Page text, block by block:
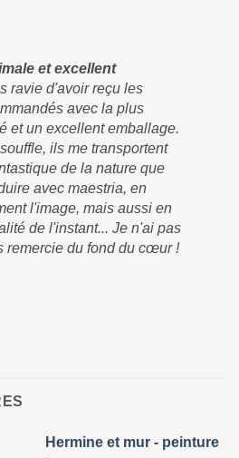
et excellent
ravie d'avoir reçu les
avec la plus
et un excellent emballage.
ils me transportent
de la nature que
avec maestria, en
l'image, mais aussi en
de l'instant... Je n'ai pas
remercie du fond du cœur !